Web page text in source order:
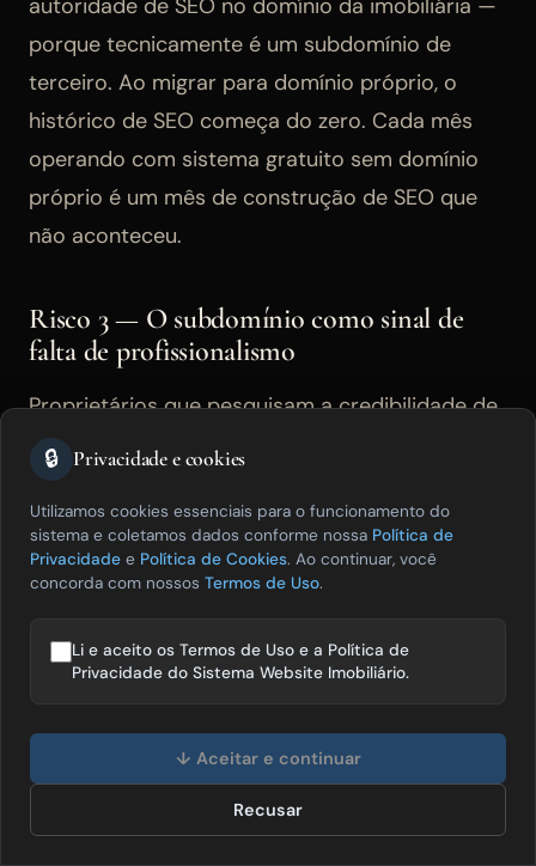
autoridade de SEO no domínio da imobiliária —
porque tecnicamente é um subdomínio de
terceiro. Ao migrar para domínio próprio, o
histórico de SEO começa do zero. Cada mês
operando com sistema gratuito sem domínio
próprio é um mês de construção de SEO que
não aconteceu.
Risco 3 — O subdomínio como sinal de
falta de profissionalismo
Proprietários que pesquisam a credibilidade de
uma imobiliária antes de assinar a autorização
de venda verificam o site como primeiro
indicador de profissionalismo. Um site
acessado por
"seusite.plataformagratuita.com.br" em vez de
"suaimobiliaria.com.br" comunica
imediatamente que a empresa não investiu em
não ser verbalizada — mas tem impacto real na
decisão de confiar ou não a venda do imóvel
àquele corretor.
🔒 Privacidade e cookies
Utilizamos cookies essenciais para o funcionamento do
sistema e coletamos dados conforme nossa Política de
Privacidade e Política de Cookies. Ao continuar, você
concorda com nossos Termos de Uso.
Li e aceito os Termos de Uso e a Política de
Privacidade do Sistema Website Imobiliário.
↓ Aceitar e continuar
Recusar
imóveis? 😊